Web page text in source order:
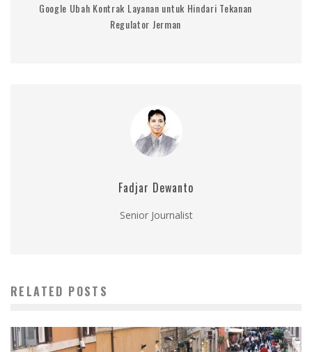
Google Ubah Kontrak Layanan untuk Hindari Tekanan
Regulator Jerman
Fadjar Dewanto
Senior Journalist
RELATED POSTS